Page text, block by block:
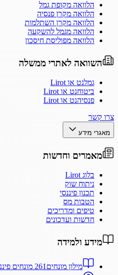
הלוואה מקופת גמל
הלוואה מקרן פנסיה
הלוואה מקרן השתלמות
הלוואה מגמל להשקעה
הלוואה מפוליסת חיסכון
השוואה לאתרי ממשלה
גמלנט או Lirot
ביטוחנט או Lirot
פנסיהנט או Lirot
צרו קשר
מאגרי מידע
מאמרים וחדשות
בלוג Lirot
ניתוח שוק
תכנון פיננסי
הטבות מס
טיפים ומדריכים
חדשות ועדכונים
מידע ולמידה
מילון מונחים 261 מונחים פיננסיים